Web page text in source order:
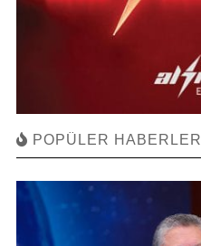
POPÜLER HABERLER